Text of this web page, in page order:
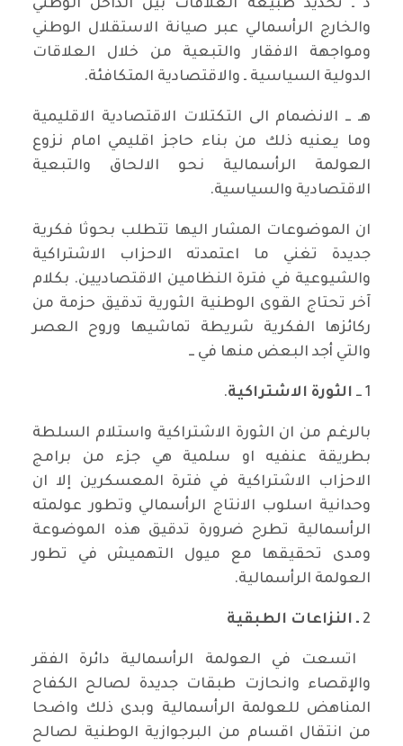
د ـ تحديد طبيعة العلاقات بين الداخل الوطني
والخارج الرأسمالي عبر صيانة الاستقلال الوطني
ومواجهة الافقار والتبعية من خلال العلاقات
الدولية السياسية ـ والاقتصادية المتكافئة.
هـ ــ الانضمام الى التكتلات الاقتصادية الاقليمية
وما يعنيه ذلك من بناء حاجز اقليمي امام نزوع
العولمة الرأسمالية نحو الالحاق والتبعية
الاقتصادية والسياسية.
ان الموضوعات المشار اليها تتطلب بحوثا فكرية
جديدة تغني ما اعتمدته الاحزاب الاشتراكية
والشيوعية في فترة النظامين الاقتصاديين. بكلام
آخر تحتاج القوى الوطنية الثورية تدقيق حزمة من
ركائزها الفكرية شريطة تماشيها وروح العصر
والتي أجد البعض منها في ــ
1 ــ الثورة الاشتراكية.
بالرغم من ان الثورة الاشتراكية واستلام السلطة
بطريقة عنفيه او سلمية هي جزء من برامج
الاحزاب الاشتراكية في فترة المعسكرين إلا ان
وحدانية اسلوب الانتاج الرأسمالي وتطور عولمته
الرأسمالية تطرح ضرورة تدقيق هذه الموضوعة
ومدى تحقيقها مع ميول التهميش في تطور
العولمة الرأسمالية.
2 ـ النزاعات الطبقية
اتسعت في العولمة الرأسمالية دائرة الفقر
والإقصاء وانحازت طبقات جديدة لصالح الكفاح
المناهض للعولمة الرأسمالية وبدى ذلك واضحا
من انتقال اقسام من البرجوازية الوطنية لصالح